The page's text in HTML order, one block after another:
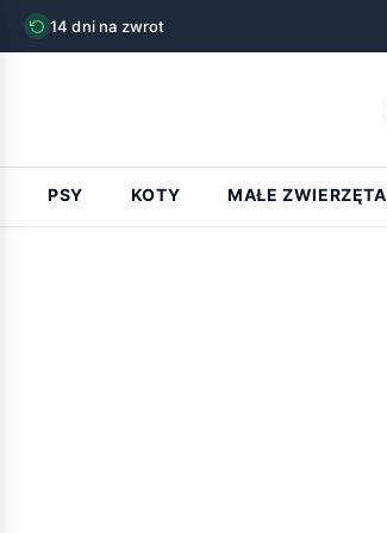
14 dni na zwrot
PSY KOTY MAŁE ZWIERZĘTA